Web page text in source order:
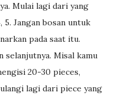
Mulai lagi dari yang
5. Jangan bosan untuk
pada saat itu.
selanjutnya. Misal kamu
20-30 pieces,
lagi dari piece yang